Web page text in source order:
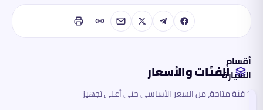
أقسام
السيارة
الفئات
الفئات والأسعار
1 فئة متاحة، من السعر الأساسي حتى أعلى تجهيز